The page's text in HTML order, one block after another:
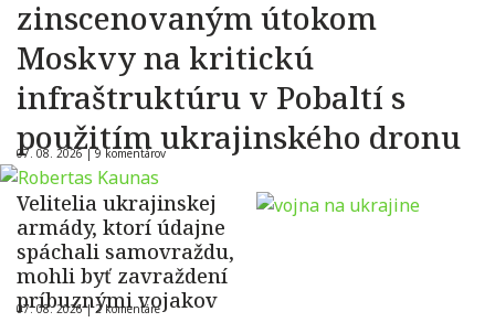
zinscenovaným útokom
Moskvy na kritickú
infraštruktúru v Pobaltí s
použitím ukrajinského dronu
07. 08. 2026 |9 komentárov
Velitelia ukrajinskej
armády, ktorí údajne
spáchali samovraždu,
mohli byť zavraždení
príbuznými vojakov
07. 08. 2026 |2 komentáre